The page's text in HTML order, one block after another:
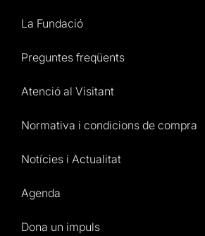
La Fundació
Preguntes freqüents
Atenció al Visitant
Normativa i condicions de compra
Notícies i Actualitat
Agenda
Dona un impuls